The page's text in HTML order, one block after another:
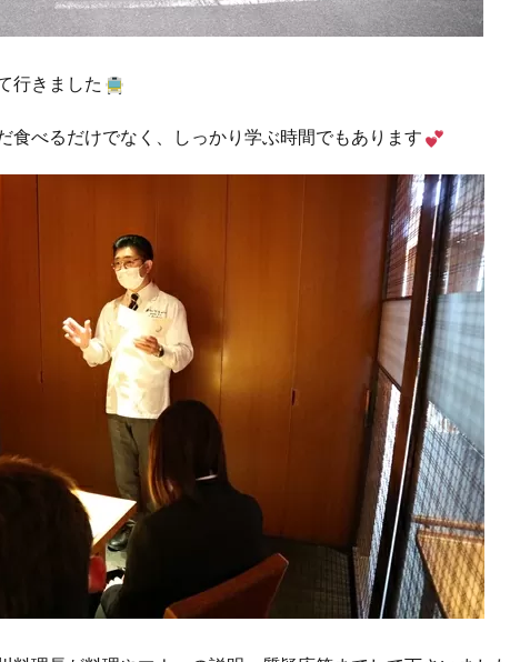
行きました
食べるだけでなく、しっかり学ぶ時間でもあります